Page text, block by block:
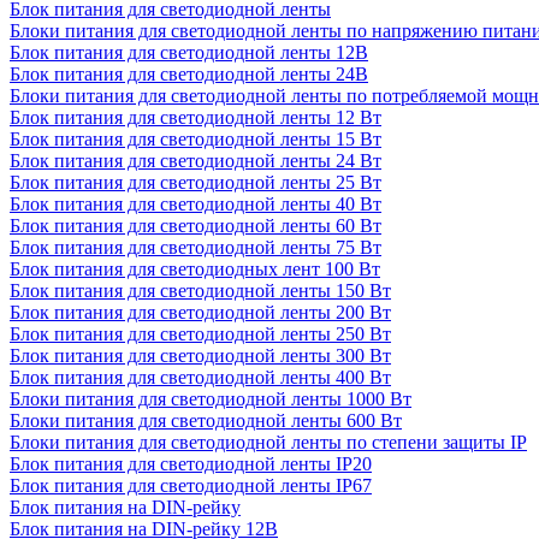
Блок питания для светодиодной ленты
Блоки питания для светодиодной ленты по напряжению
Блок питания для светодиодной ленты 12В
Блок питания для светодиодной ленты 24В
Блоки питания для светодиодной ленты по потребляемой
Блок питания для светодиодной ленты 12 Вт
Блок питания для светодиодной ленты 15 Вт
Блок питания для светодиодной ленты 24 Вт
Блок питания для светодиодной ленты 25 Вт
Блок питания для светодиодной ленты 40 Вт
Блок питания для светодиодной ленты 60 Вт
Блок питания для светодиодной ленты 75 Вт
Блок питания для светодиодных лент 100 Вт
Блок питания для светодиодной ленты 150 Вт
Блок питания для светодиодной ленты 200 Вт
Блок питания для светодиодной ленты 250 Вт
Блок питания для светодиодной ленты 300 Вт
Блок питания для светодиодной ленты 400 Вт
Блоки питания для светодиодной ленты 1000 Вт
Блоки питания для светодиодной ленты 600 Вт
Блоки питания для светодиодной ленты по степени защиты IP
Блок питания для светодиодной ленты IP20
Блок питания для светодиодной ленты IP67
Блок питания на DIN-рейку
Блок питания на DIN-рейку 12В